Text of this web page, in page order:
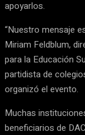
apoyarlos.
“Nuestro mensaje
Miriam Feldblum,
para la Educación
partidista de
organizó el evento.
Muchas
beneficiarios de